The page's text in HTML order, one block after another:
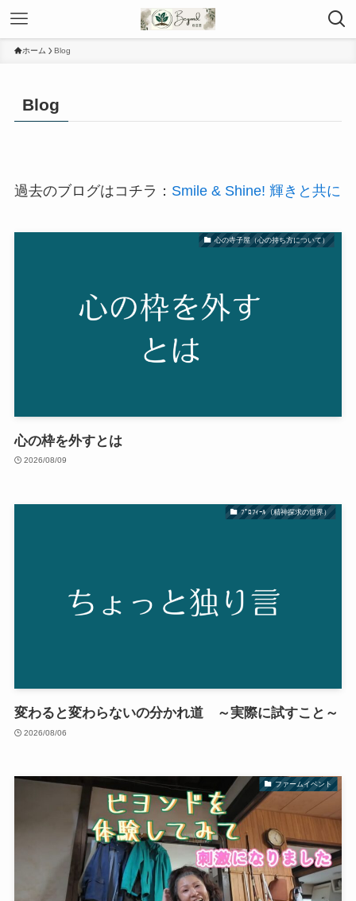
ホーム Blog
Blog
過去のブログはコチラ： Smile & Shine! 輝きと共に
心の寺子屋（心の持ち方について）
心の枠を外すとは
2026/08/09
ﾌﾟﾛﾌｨｰﾙ（精神探求の世界）
変わると変わらないの分かれ道 ～実際に試すこと～
2026/08/06
ファームイベント